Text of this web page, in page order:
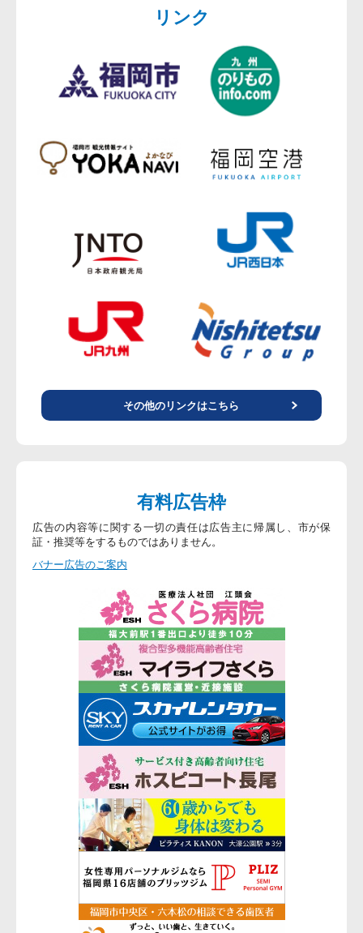
リンク
その他のリンクはこちら
有料広告枠
広告の内容等に関する一切の責任は広告主に帰属し、市が保
証・推奨等をするものではありません。
バナー広告のご案内